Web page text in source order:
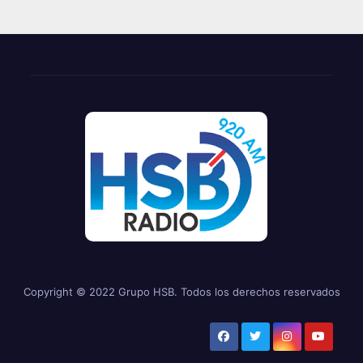
Copyright © 2022 Grupo HSB. Todos los derechos reservados